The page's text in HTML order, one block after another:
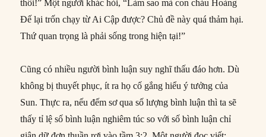
thôi!” Một người khác hỏi, “Làm sao mà con cháu Hoàng
Đế lại trốn chạy từ Ai Cập được? Chủ đề này quá thảm hại.
Thứ quan trọng là phải sống trong hiện tại!”
Cũng có nhiều người bình luận suy nghĩ thấu đáo hơn. Dù
không bị thuyết phục, ít ra họ cố gắng hiểu ý tưởng của
Sun. Thực ra, nếu đếm sơ qua số lượng bình luận thì ta sẽ
thấy tỉ lệ số bình luận nghiêm túc so với số bình luận chỉ